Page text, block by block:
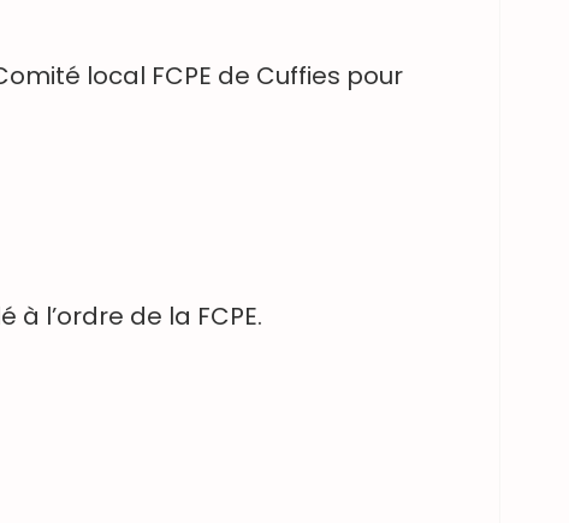
local FCPE de Cuffies pour
l’ordre de la FCPE.